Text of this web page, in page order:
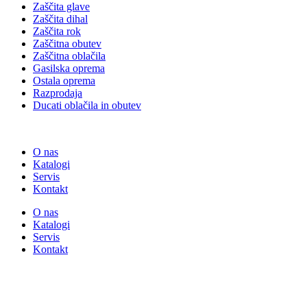
Zaščita glave
Zaščita dihal
Zaščita rok
Zaščitna obutev
Zaščitna oblačila
Gasilska oprema
Ostala oprema
Razprodaja
Ducati oblačila in obutev
O nas
Katalogi
Servis
Kontakt
O nas
Katalogi
Servis
Kontakt